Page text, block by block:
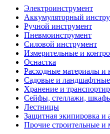
Электроинструмент
Аккумуляторный
Ручной инструмент
Пневмоинструмент
Силовой инструмент
Измерительные и
Оснастка
Расходные материалы и
Садовые и
Хранение и
Сейфы, стеллажи,
Лестницы
Защитная экипировка и
Прочие строительные и